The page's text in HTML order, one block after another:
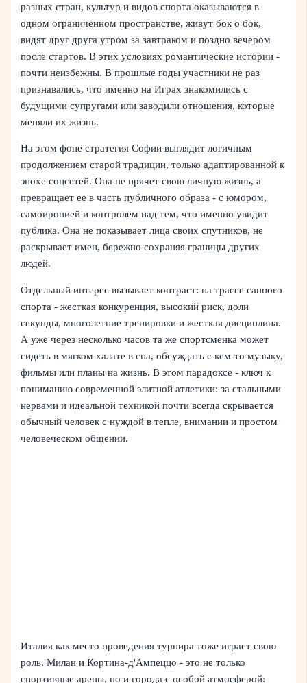
разных стран, культур и видов спорта оказываются в
одном ограниченном пространстве, живут бок о бок,
видят друг друга утром за завтраком и поздно вечером
после стартов. В этих условиях романтические истории -
почти неизбежны. В прошлые годы участники не раз
признавались, что именно на Играх знакомились с
будущими супругами или заводили отношения, которые
меняли их жизнь.
На этом фоне стратегия Софии выглядит логичным
продолжением старой традиции, только адаптированной к
эпохе соцсетей. Она не прячет свою личную жизнь, а
превращает ее в часть публичного образа - с юмором,
самоиронией и контролем над тем, что именно увидит
публика. Она не показывает лица своих спутников, не
раскрывает имен, бережно сохраняя границы других
людей.
Отдельный интерес вызывает контраст: на трассе санного
спорта - жесткая конкуренция, высокий риск, доли
секунды, многолетние тренировки и жесткая дисциплина.
А уже через несколько часов та же спортсменка может
сидеть в мягком халате в спа, обсуждать с кем-то музыку,
фильмы или планы на жизнь. В этом парадоксе - ключ к
пониманию современной элитной атлетики: за стальными
нервами и идеальной техникой почти всегда скрывается
обычный человек с нуждой в тепле, внимании и простом
человеческом общении.
Италия как место проведения турнира тоже играет свою
роль. Милан и Кортина-д'Ампеццо - это не только
спортивные арены, но и города с особой атмосферой: